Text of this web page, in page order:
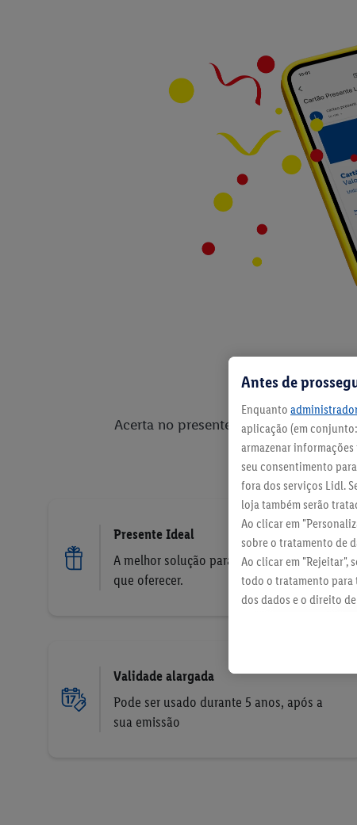
Acerta no presente sem precisares
Presente Ideal
A melhor solução para quem não sabe o
que oferecer.
Validade alargada
Pode ser usado durante 5 anos, após a
sua emissão
Antes de
Enquanto
aplicação (em
armazenar
seu consentimento
fora dos serviços Lidl.
loja também serão
Ao clicar em
sobre o tratamento de
Ao clicar em "Rejeitar",
todo o tratamento para
dos dados e o direito